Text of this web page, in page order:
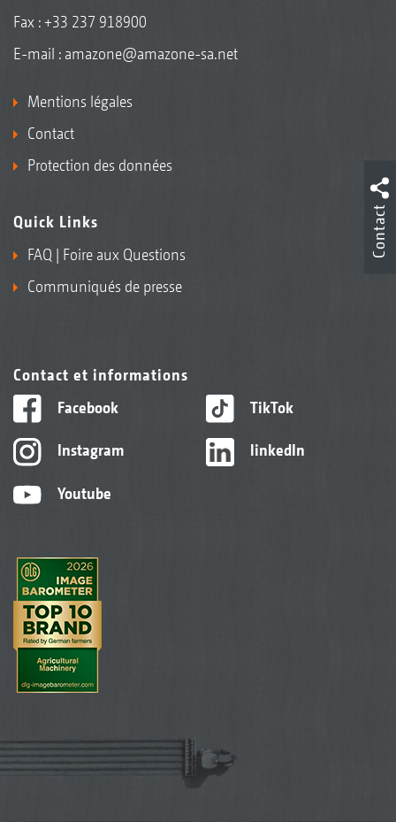
Fax : +33 237 918900
E-mail : amazone@amazone-sa.net
Mentions légales
Contact
Protection des données
Quick Links
FAQ | Foire aux Questions
Communiqués de presse
Contact et informations
Facebook
Instagram
Youtube
TikTok
linkedIn
Contact